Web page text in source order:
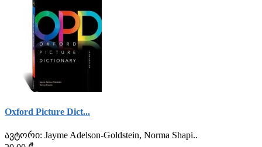
Oxford Picture Dict...
ავტორი: Jayme Adelson-Goldstein, Norma Shapi..